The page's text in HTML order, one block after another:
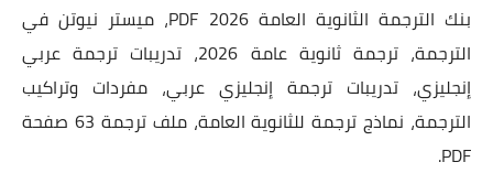
بنك الترجمة الثانوية العامة 2026 PDF، ميستر نيوتن في
الترجمة، ترجمة ثانوية عامة 2026، تدريبات ترجمة عربي
إنجليزي، تدريبات ترجمة إنجليزي عربي، مفردات وتراكيب
الترجمة، نماذج ترجمة للثانوية العامة، ملف ترجمة 63 صفحة
PDF.